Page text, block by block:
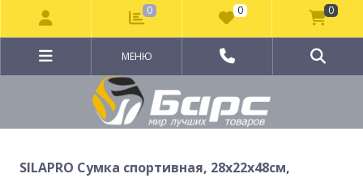
МЕНЮ
SILAPRO Сумка спортивная, 28x22x48см,
0 0 0